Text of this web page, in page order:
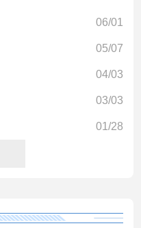
06/01
05/07
04/03
03/03
01/28